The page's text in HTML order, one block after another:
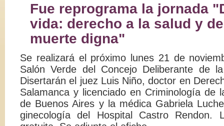
Fue reprograma la jornada
vida: derecho a la salud y
muerte digna"
Se realizará el próximo lunes 21 de
Salón Verde del Concejo Deliberante de
Disertarán el juez Luis Niño, doctor en
Salamanca y licenciado en Criminología de
de Buenos Aires y la médica Gabriela
ginecología del Hospital Castro